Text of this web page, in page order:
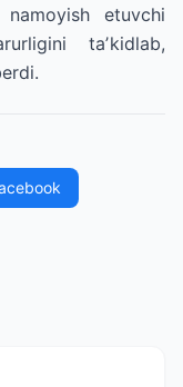
etuvchi
taʼkidlab,